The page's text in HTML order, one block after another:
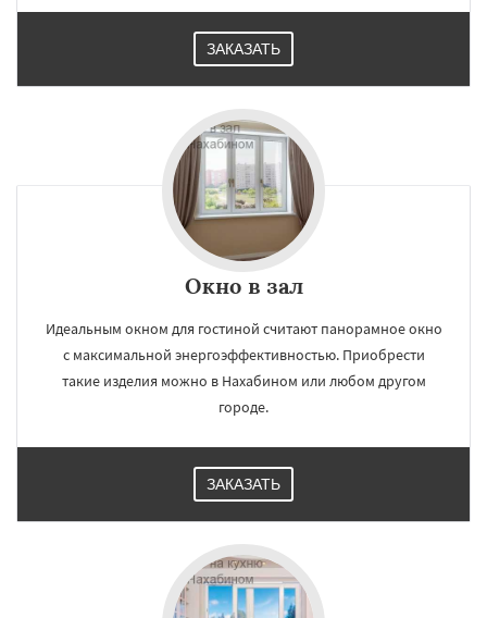
Работаем по
Обухово Октябрьский
Решетниково Родники
Северный Софрино
Уваровка
Удельная
Хорлово
Шаховская
ЗАКАЗАТЬ
Окно в зал
Идеальным окном для гостиной считают панорамное окно
с максимальной энергоэффективностью. Приобрести
такие изделия можно в Нахабином или любом другом
городе.
ЗАКАЗАТЬ
УЗНАТЬ ПОДРОБНЕЕ
Даю согласие на обработку персональных данных